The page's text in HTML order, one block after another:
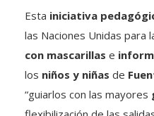
Esta iniciativa
las Naciones Unidas para
con mascarillas e
los niños y niñas de
“guiarlos con las mayores